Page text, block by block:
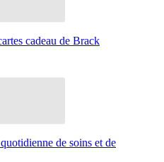
cadeau de Brack
de soins et de